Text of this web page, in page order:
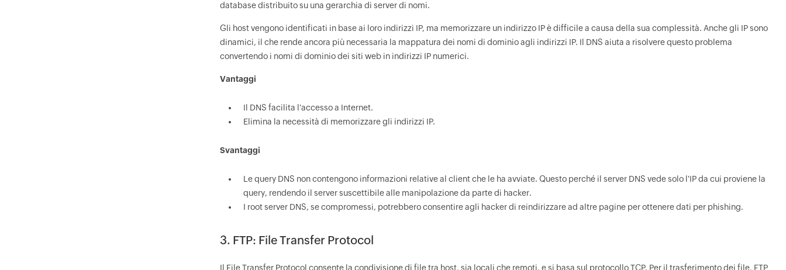
database distribuito su una gerarchia di server di nomi.
Gli host vengono identificati in base ai loro indirizzi IP, ma memorizzare un indirizzo IP è difficile a causa della sua complessità. Anche gli IP sono
dinamici, il che rende ancora più necessaria la mappatura dei nomi di dominio agli indirizzi IP. Il DNS aiuta a risolvere questo problema
convertendo i nomi di dominio dei siti web in indirizzi IP numerici.
Vantaggi
Il DNS facilita l'accesso a Internet.
Elimina la necessità di memorizzare gli indirizzi IP.
Svantaggi
Le query DNS non contengono informazioni relative al client che le ha avviate. Questo perché il server DNS vede solo l'IP da cui proviene la
query, rendendo il server suscettibile alle manipolazione da parte di hacker.
I root server DNS, se compromessi, potrebbero consentire agli hacker di reindirizzare ad altre pagine per ottenere dati per phishing.
3. FTP: File Transfer Protocol
Il File Transfer Protocol consente la condivisione di file tra host, sia locali che remoti, e si basa sul protocollo TCP. Per il trasferimento dei file, FTP